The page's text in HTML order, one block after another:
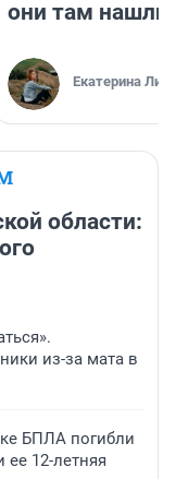
они там нашли
Екатерина
области:
из-за мата в
БПЛА погибли
ее 12-летняя